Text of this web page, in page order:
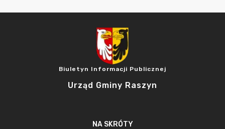
Biuletyn Informacji Publicznej
Urząd Gminy Raszyn
NA SKRÓTY